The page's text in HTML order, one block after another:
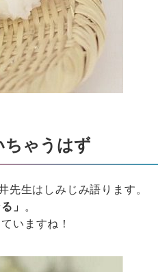
ちゃうはず
先生はしみじみ語ります。
」 。
いますね！